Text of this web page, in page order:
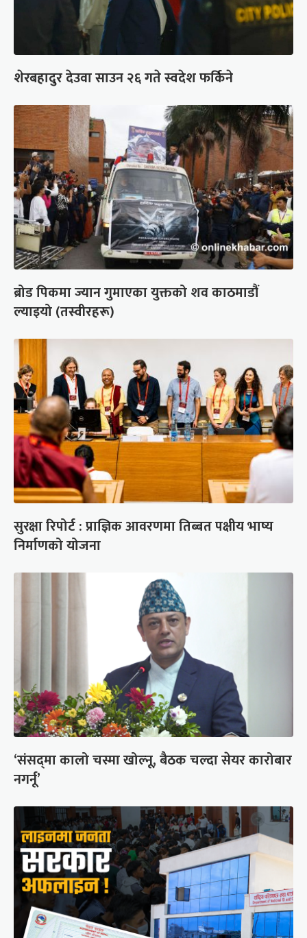
शेरबहादुर देउवा साउन २६ गते स्वदेश फर्किने
ब्रोड पिकमा ज्यान गुमाएका युक्तको शव काठमाडौं
ल्याइयो (तस्वीरहरू)
सुरक्षा रिपोर्ट : प्राज्ञिक आवरणमा तिब्बत पक्षीय भाष्य
निर्माणको योजना
‘संसद्‍मा कालो चस्मा खोल्नू, बैठक चल्दा सेयर कारोबार
नगर्नू’